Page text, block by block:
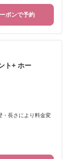
ポンで予約
ト+ ホー
・長さにより料金変